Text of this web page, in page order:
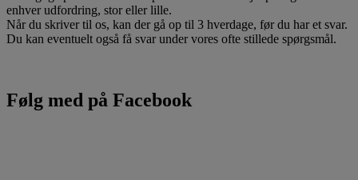
enhver udfordring, stor eller lille.
Når du skriver til os, kan der gå op til 3 hverdage, før du har et svar.
Du kan eventuelt også få svar under vores ofte stillede spørgsmål.
Følg med på Facebook